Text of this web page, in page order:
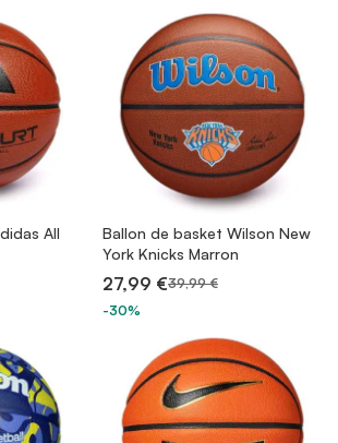
All
Ballon de basket Wilson New
York Knicks Marron
27,99 €39,99 €
-30%